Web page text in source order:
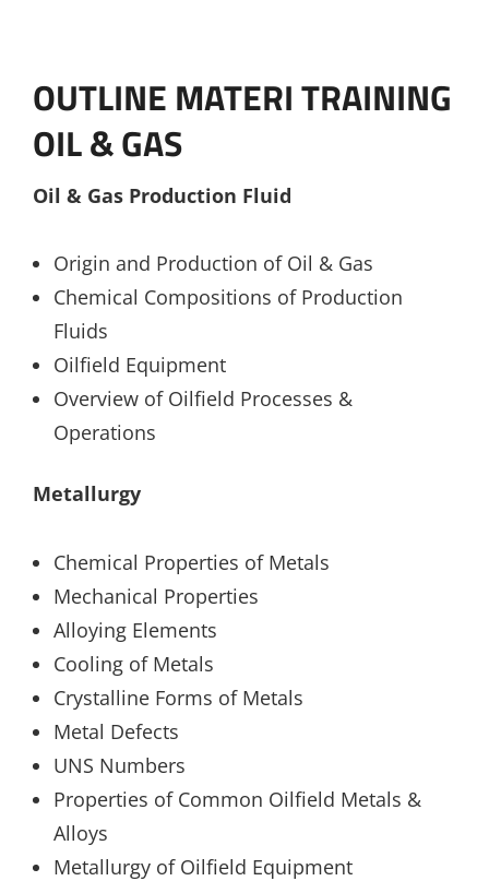
OUTLINE MATERI TRAINING
OIL & GAS
Oil & Gas Production Fluid
Origin and Production of Oil & Gas
Chemical Compositions of Production
Fluids
Oilfield Equipment
Overview of Oilfield Processes &
Operations
Metallurgy
Chemical Properties of Metals
Mechanical Properties
Alloying Elements
Cooling of Metals
Crystalline Forms of Metals
Metal Defects
UNS Numbers
Properties of Common Oilfield Metals &
Alloys
Metallurgy of Oilfield Equipment